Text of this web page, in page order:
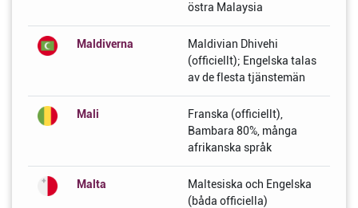
östra Malaysia
Maldiverna
Maldivian Dhivehi
(officiellt); Engelska talas
av de flesta tjänstemän
Mali
Franska (officiellt),
Bambara 80%, många
afrikanska språk
Malta
Maltesiska och Engelska
(båda officiella)